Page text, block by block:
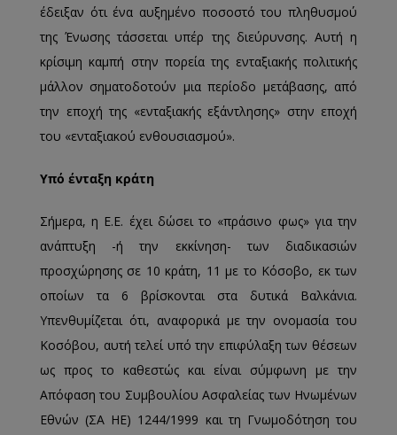
έδειξαν ότι ένα αυξημένο ποσοστό του πληθυσμού
της Ένωσης τάσσεται υπέρ της διεύρυνσης. Αυτή η
κρίσιμη καμπή στην πορεία της ενταξιακής πολιτικής
μάλλον σηματοδοτούν μια περίοδο μετάβασης, από
την εποχή της «ενταξιακής εξάντλησης» στην εποχή
του «ενταξιακού ενθουσιασμού».
Υπό ένταξη κράτη
Σήμερα, η Ε.Ε. έχει δώσει το «πράσινο φως» για την
ανάπτυξη -ή την εκκίνηση- των διαδικασιών
προσχώρησης σε 10 κράτη, 11 με το Κόσοβο, εκ των
οποίων τα 6 βρίσκονται στα δυτικά Βαλκάνια.
Υπενθυμίζεται ότι, αναφορικά με την ονομασία του
Κοσόβου, αυτή τελεί υπό την επιφύλαξη των θέσεων
ως προς το καθεστώς και είναι σύμφωνη με την
Απόφαση του Συμβουλίου Ασφαλείας των Ηνωμένων
Εθνών (ΣΑ ΗΕ) 1244/1999 και τη Γνωμοδότηση του